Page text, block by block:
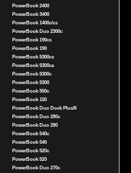
PowerBook 2400
PowerBook 3400
PowerBook 1400c/cs
PowerBook Duo 2300c
PowerBook 190cs
PowerBook 190
PowerBook 5300cs
PowerBook 5300ce
PowerBook 5300c
PowerBook 5300
PowerBook 550c
PowerBook 150
PowerBook Duo Dock Plus/II
PowerBook Duo 280c
PowerBook Duo 280
PowerBook 540c
PowerBook 540
PowerBook 520c
PowerBook 520
PowerBook Duo 270c